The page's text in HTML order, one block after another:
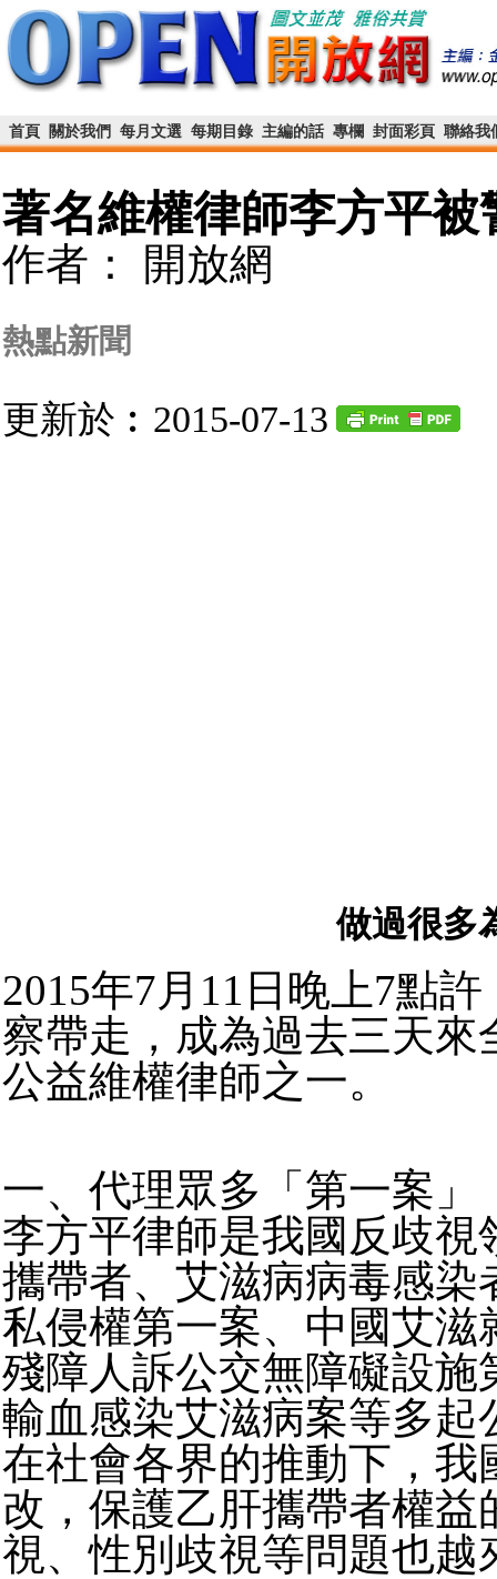
首頁 關於我們 每月文選 每期目錄 主編的話 專欄 封面彩頁 聯絡我
著名維權律師李方平被
作者： 開放網
熱點新聞
更新於︰2015-07-13
做過很多
2015年7月11日晚上7點
察帶走，成為過去三天
公益維權律師之一。
一、代理眾多「第一案
李方平律師是我國反歧
攜帶者、艾滋病病毒感
私侵權第一案、中國艾
殘障人訴公交無障礙設
輸血感染艾滋病案等多起
在社會各界的推動下，
改，保護乙肝攜帶者權
視、性別歧視等問題也越